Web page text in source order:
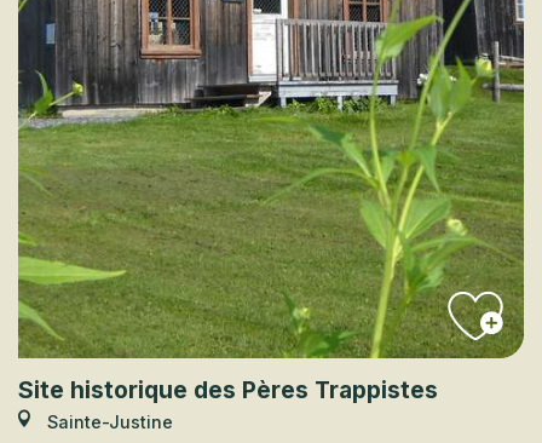
Site historique des Pères Trappistes
Sainte-Justine